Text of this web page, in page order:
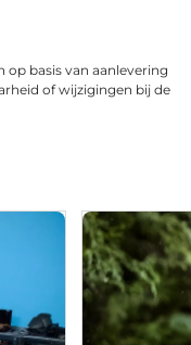
op basis van aanlevering
of wijzigingen bij de